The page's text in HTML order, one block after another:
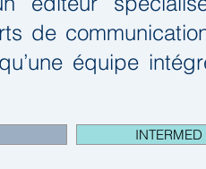
de
équipe
INTERMED